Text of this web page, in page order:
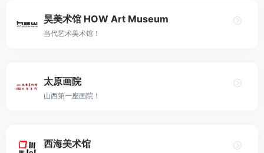
昊美术馆 HOW Art Museum
当代艺术美术馆！
太原画院
山西第一座画院！
西海美术馆